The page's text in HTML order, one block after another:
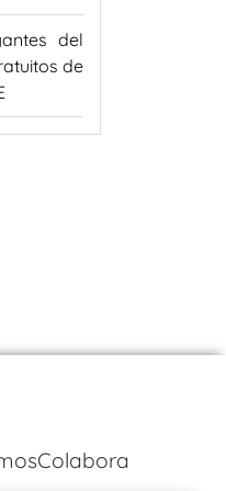
del
de
Colabora